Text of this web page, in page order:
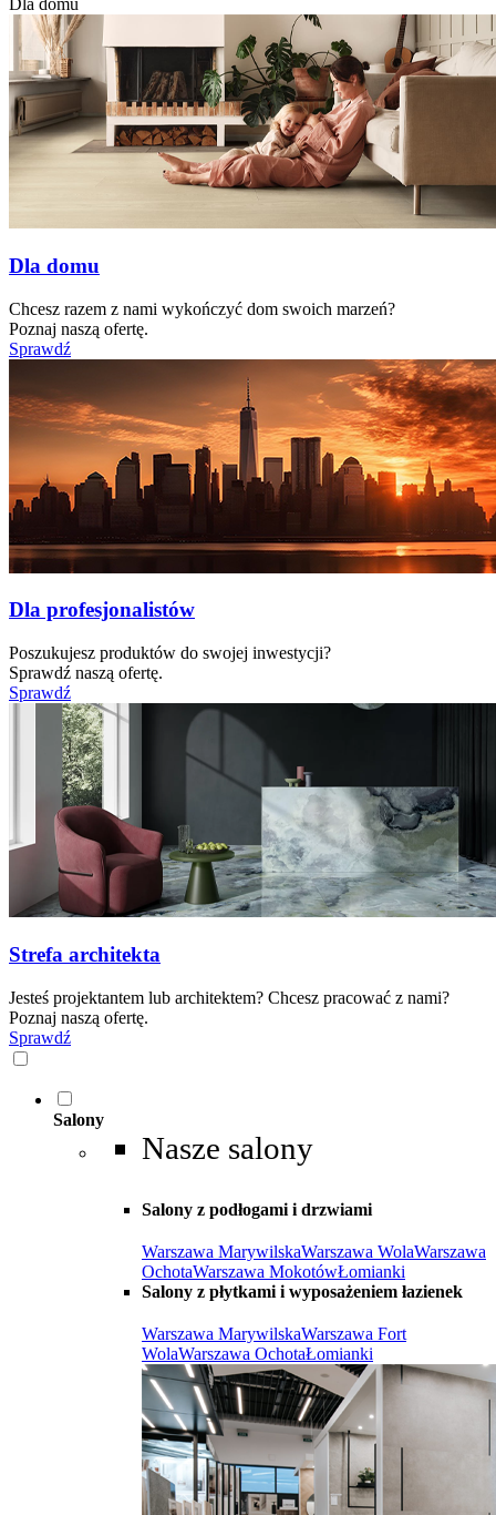
Dla domu
Dla domu
Chcesz razem z nami wykończyć dom swoich marzeń?
Poznaj naszą ofertę.
Sprawdź
Dla profesjonalistów
Poszukujesz produktów do swojej inwestycji?
Sprawdź naszą ofertę.
Sprawdź
Strefa architekta
Jesteś projektantem lub architektem? Chcesz pracować z nami?
Poznaj naszą ofertę.
Sprawdź
Salony
Nasze salony
Salony z podłogami i drzwiami
Warszawa MarywilskaWarszawa WolaWarszawa
OchotaWarszawa MokotówŁomianki
Salony z płytkami i wyposażeniem łazienek
Warszawa MarywilskaWarszawa Fort
WolaWarszawa OchotaŁomianki